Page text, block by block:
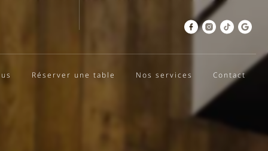
Réserver une table Nos services Contact